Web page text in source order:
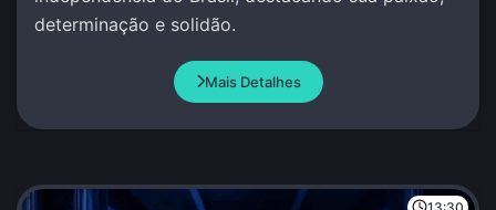
determinação e solidão.
Mais Detalhes